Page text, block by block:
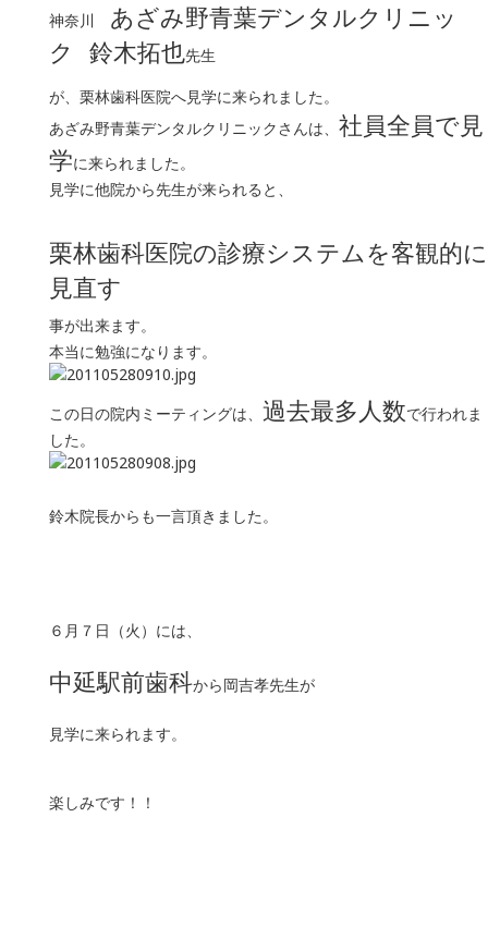
神奈川 あざみ野青葉デンタルクリニッ
ク
鈴木拓也先生
が、栗林歯科医院へ見学に来られました。
あざみ野青葉デンタルクリニックさんは、 社員全員で見
学に来られました。
見学に他院から先生が来られると、
栗林歯科医院の診療システムを客観的に
見直す
事が出来ます。
本当に勉強になります。
この日の院内ミーティングは、 過去最多人数で行われま
した。
鈴木院長からも一言頂きました。
６月７日（火）には、
中延駅前歯科から岡吉孝先生が
見学に来られます。
楽しみです！！